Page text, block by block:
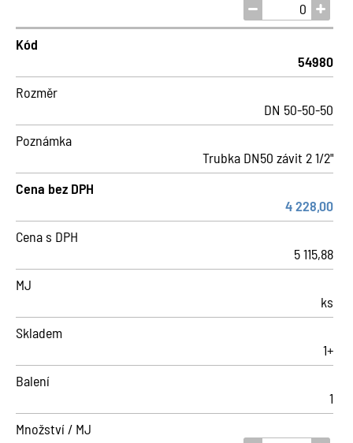
Kód
54980
Rozměr
DN 50-50-50
Poznámka
Trubka DN50 závit 2 1/2"
Cena bez DPH
4 228,00
Cena s DPH
5 115,88
MJ
ks
Skladem
1+
Balení
1
Množství / MJ